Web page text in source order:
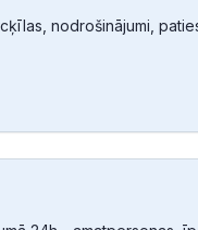
nodrošinājumi,